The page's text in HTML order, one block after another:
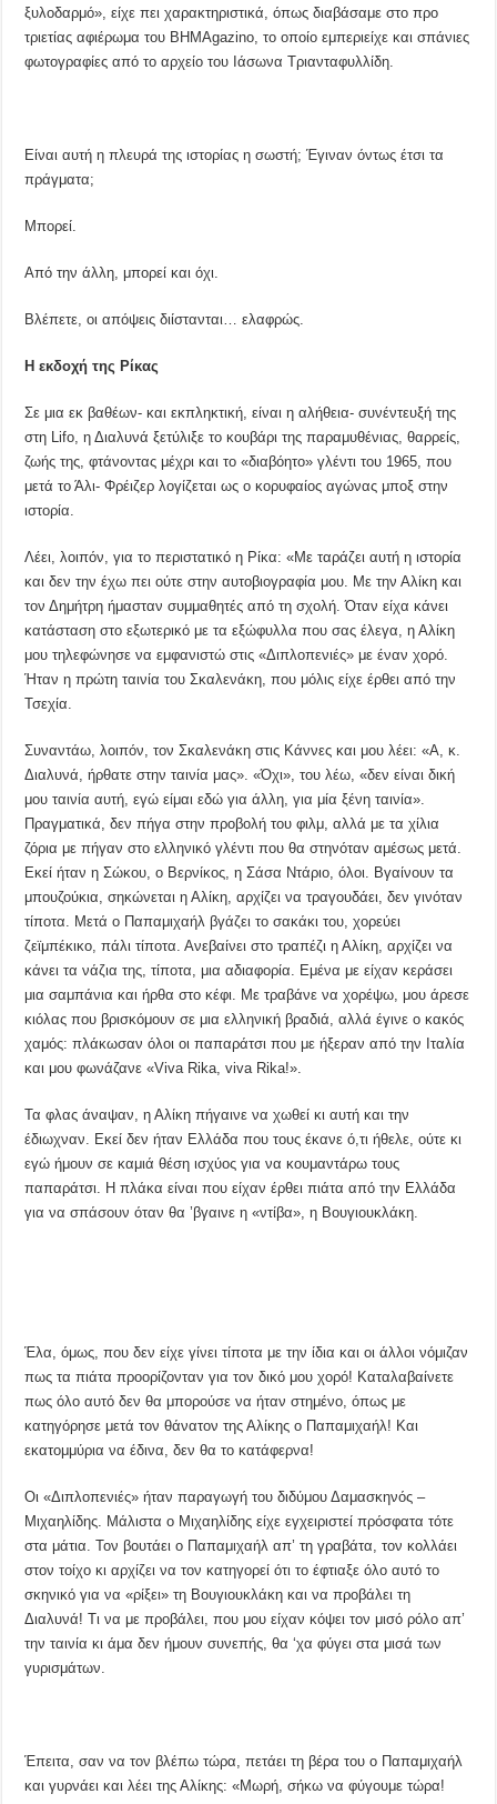
ξυλοδαρμό», είχε πει χαρακτηριστικά, όπως διαβάσαμε στο προ
τριετίας αφιέρωμα του ΒΗΜΑgazino, το οποίο εμπεριείχε και σπάνιες
φωτογραφίες από το αρχείο του Ιάσωνα Τριανταφυλλίδη.
Είναι αυτή η πλευρά της ιστορίας η σωστή; Έγιναν όντως έτσι τα
πράγματα;
Μπορεί.
Από την άλλη, μπορεί και όχι.
Βλέπετε, οι απόψεις διίστανται… ελαφρώς.
Η εκδοχή της Ρίκας
Σε μια εκ βαθέων- και εκπληκτική, είναι η αλήθεια- συνέντευξή της
στη Lifo, η Διαλυνά ξετύλιξε το κουβάρι της παραμυθένιας, θαρρείς,
ζωής της, φτάνοντας μέχρι και το «διαβόητο» γλέντι του 1965, που
μετά το Άλι- Φρέιζερ λογίζεται ως ο κορυφαίος αγώνας μποξ στην
ιστορία.
Λέει, λοιπόν, για το περιστατικό η Ρίκα: «Με ταράζει αυτή η ιστορία
και δεν την έχω πει ούτε στην αυτοβιογραφία μου. Με την Αλίκη και
τον Δημήτρη ήμασταν συμμαθητές από τη σχολή. Όταν είχα κάνει
κατάσταση στο εξωτερικό με τα εξώφυλλα που σας έλεγα, η Αλίκη
μου τηλεφώνησε να εμφανιστώ στις «Διπλοπενιές» με έναν χορό.
Ήταν η πρώτη ταινία του Σκαλενάκη, που μόλις είχε έρθει από την
Τσεχία.
Συναντάω, λοιπόν, τον Σκαλενάκη στις Κάννες και μου λέει: «Α, κ.
Διαλυνά, ήρθατε στην ταινία μας». «Όχι», του λέω, «δεν είναι δική
μου ταινία αυτή, εγώ είμαι εδώ για άλλη, για μία ξένη ταινία».
Πραγματικά, δεν πήγα στην προβολή του φιλμ, αλλά με τα χίλια
ζόρια με πήγαν στο ελληνικό γλέντι που θα στηνόταν αμέσως μετά.
Εκεί ήταν η Σώκου, ο Βερνίκος, η Σάσα Ντάριο, όλοι. Βγαίνουν τα
μπουζούκια, σηκώνεται η Αλίκη, αρχίζει να τραγουδάει, δεν γινόταν
τίποτα. Μετά ο Παπαμιχαήλ βγάζει το σακάκι του, χορεύει
ζεϊμπέκικο, πάλι τίποτα. Ανεβαίνει στο τραπέζι η Αλίκη, αρχίζει να
κάνει τα νάζια της, τίποτα, μια αδιαφορία. Εμένα με είχαν κεράσει
μια σαμπάνια και ήρθα στο κέφι. Με τραβάνε να χορέψω, μου άρεσε
κιόλας που βρισκόμουν σε μια ελληνική βραδιά, αλλά έγινε ο κακός
χαμός: πλάκωσαν όλοι οι παπαράτσι που με ήξεραν από την Ιταλία
και μου φωνάζανε «Viva Rika, viva Rika!».
Τα φλας άναψαν, η Αλίκη πήγαινε να χωθεί κι αυτή και την
έδιωχναν. Εκεί δεν ήταν Ελλάδα που τους έκανε ό,τι ήθελε, ούτε κι
εγώ ήμουν σε καμιά θέση ισχύος για να κουμαντάρω τους
παπαράτσι. Η πλάκα είναι που είχαν έρθει πιάτα από την Ελλάδα
για να σπάσουν όταν θα ’βγαινε η «ντίβα», η Βουγιουκλάκη.
Έλα, όμως, που δεν είχε γίνει τίποτα με την ίδια και οι άλλοι νόμιζαν
πως τα πιάτα προορίζονταν για τον δικό μου χορό! Καταλαβαίνετε
πως όλο αυτό δεν θα μπορούσε να ήταν στημένο, όπως με
κατηγόρησε μετά τον θάνατον της Αλίκης ο Παπαμιχαήλ! Και
εκατομμύρια να έδινα, δεν θα το κατάφερνα!
Οι «Διπλοπενιές» ήταν παραγωγή του διδύμου Δαμασκηνός –
Μιχαηλίδης. Μάλιστα ο Μιχαηλίδης είχε εγχειριστεί πρόσφατα τότε
στα μάτια. Τον βουτάει ο Παπαμιχαήλ απ’ τη γραβάτα, τον κολλάει
στον τοίχο κι αρχίζει να τον κατηγορεί ότι το έφτιαξε όλο αυτό το
σκηνικό για να «ρίξει» τη Βουγιουκλάκη και να προβάλει τη
Διαλυνά! Τι να με προβάλει, που μου είχαν κόψει τον μισό ρόλο απ’
την ταινία κι άμα δεν ήμουν συνεπής, θα ‘χα φύγει στα μισά των
γυρισμάτων.
Έπειτα, σαν να τον βλέπω τώρα, πετάει τη βέρα του ο Παπαμιχαήλ
και γυρνάει και λέει της Αλίκης: «Μωρή, σήκω να φύγουμε τώρα!